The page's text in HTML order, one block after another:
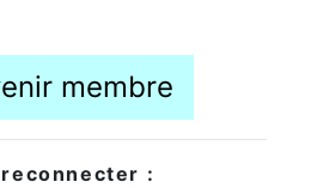
membre
reconnecter :